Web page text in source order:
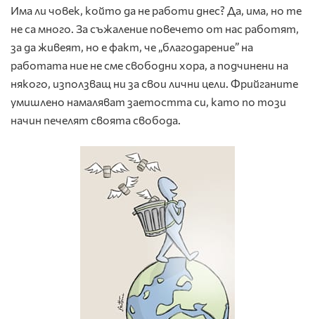
Има ли човек, който да не работи днес? Да, има, но те
не са много. За съжаление повечето от нас работят,
за да живеят, но е факт, че „благодарение” на
работата ние не сме свободни хора, а подчинени на
някого, използващ ни за свои лични цели. Фрийганите
умишлено намаляват заетостта си, като по този
начин печелят своята свобода.